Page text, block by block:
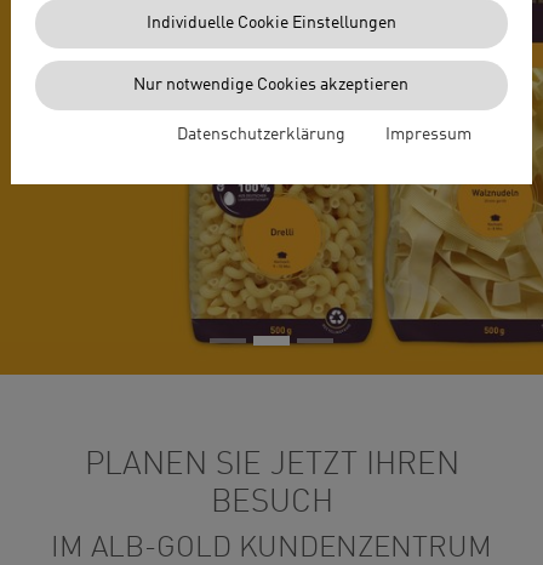
Individuelle Cookie Einstellungen
Nur notwendige Cookies akzeptieren
Datenschutzerklärung Impressum
ALB-GOLD
EIERNUDELN
Previous
PLANEN SIE JETZT IHREN
BESUCH
IM ALB-GOLD KUNDENZENTRUM